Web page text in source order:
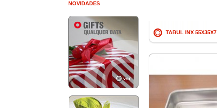
NOVIDADES
TABUL INX